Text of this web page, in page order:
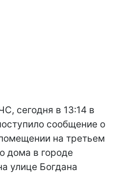
сегодня в 13:14 в
сообщение о
на третьем
дома в городе
улице Богдана